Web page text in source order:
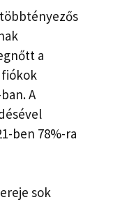
a
fiókok
A
ben 78%-ra
sok